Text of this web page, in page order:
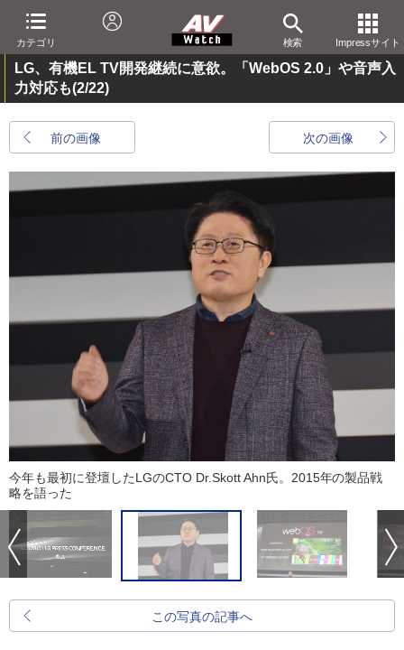
カテゴリ 検索 Impressサイト
LG、有機EL TV開発継続に意欲。「WebOS 2.0」や音声入
力対応も(2/22)
前の画像 次の画像
今年も最初に登壇したLGのCTO Dr.Skott Ahn氏。2015年の製品戦
略を語った
この写真の記事へ